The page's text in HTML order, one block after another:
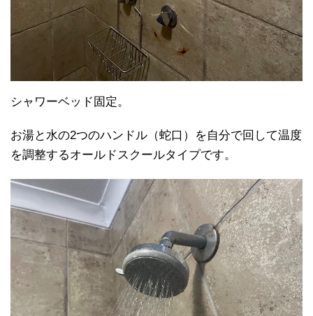
シャワーベッド固定。
お湯と水の2つのハンドル（蛇口）を自分で回して温度
を調整するオールドスクールタイプです。